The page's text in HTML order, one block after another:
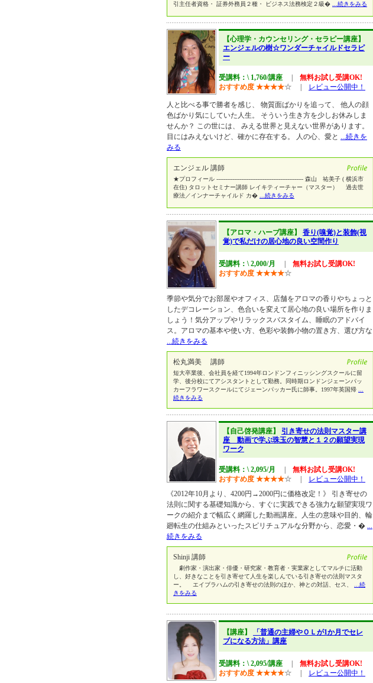
引主任者資格・ 証券外務員２種・ ビジネス法務検定２級�
...続きをみる
【心理学・カウンセリング・セラピー講座】
エンジェルの樹☆ワンダーチャイルドセラピ
ー
受講料：\ 1,760/講座
無料お試し受講OK!
おすすめ度 ★★★★☆ レビュー公開中！
人と比べる事で勝者を感じ、 物質面ばかりを追って、 他人の顔
色ばかり気にしていた人生。 そういう生き方を少しお休みしま
せんか？ この世には、 みえる世界と見えない世界があります。
目にはみえないけど、確かに存在する。 人の心、愛と ...続きを
みる
エンジェル 講師
★プロフィール ------------------------------------------------- 森山 祐美子 ( 横浜市
在住) タロットセミナー講師 レイキティーチャー（マスター） 過去世
療法／インナーチャイルド カ�
...続きをみる
【アロマ・ハーブ講座】 香り(嗅覚)と装飾(視
覚)で私だけの居心地の良い空間作り
受講料：\ 2,000/月
無料お試し受講OK!
おすすめ度 ★★★★☆
季節や気分でお部屋やオフィス、店舗をアロマの香りやちょっと
したデコレーション、色合いを変えて居心地の良い場所を作りま
しょう！気分アップやリラックスバスタイム、睡眠のアドバイ
ス。アロマの基本や使い方、色彩や装飾小物の置き方、選び方な
...続きをみる
松丸満美 講師
短大卒業後、会社員を経て1994年ロンドンフィニッシングスクールに留
学、後分校にてアシスタントとして勤務。同時期ロンドンジェーンパッ
カーフラワースクールにてジェーンパッカー氏に師事。1997年英国帰
続きをみる
【自己啓発講座】 引き寄せの法則マスター講
座 動画で学ぶ珠玉の智慧と１２の願望実現
ワーク
受講料：\ 2,095/月
無料お試し受講OK!
おすすめ度 ★★★★☆
レビュー公開中！
《2012年10月より、4200円→2000円に価格改定！》 引き寄せの
法則に関する基礎知識から、すぐに実践できる強力な願望実現ワ
ークの紹介まで幅広く網羅した動画講座。人生の意味や目的、輪
廻転生の仕組みといったスピリチュアルな分野から、恋愛・� ...
続きをみる
Shinji 講師
劇作家・演出家・俳優・研究家・教育者・実業家としてマルチに活動
し、好きなことを引き寄せて人生を楽しんでいる引き寄せの法則マスタ
ー。 エイブラハムの引き寄せの法則のほか、神との対話、セス、
...続
きをみる
【講座】
「普通の主婦やＯＬが1か月でセレ
ブになる方法」講座
受講料：\ 2,095/講座
無料お試し受講OK!
おすすめ度 ★★★★☆ レビュー公開中！